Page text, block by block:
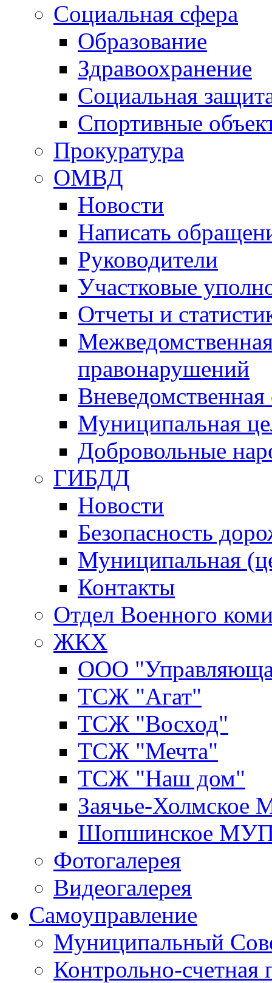
Социальная сфера
Образование
Здравоохранение
Социальная
Спортивные
Прокуратура
ОМВД
Новости
Написать
Руководители
Участковые
Отчеты и
правонарушений
Вневедомственная
Муниципальная
Добровольные
ГИБДД
Новости
Безопасность
Муниципальная
Контакты
Отдел Военного
ЖКХ
ООО
ТСЖ "Агат"
ТСЖ "Восход"
ТСЖ "Мечта"
ТСЖ "Наш дом"
Заячье-
Шопшинское
Фотогалерея
Видеогалерея
Самоуправление
Муниципальный
Контрольно-счетная